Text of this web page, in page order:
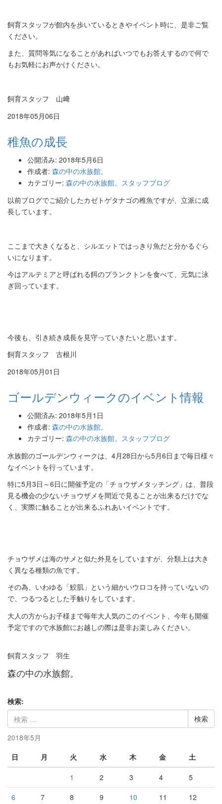
飼育スタッフが館内を歩いているときやイベント時に、 是非ご覧
ください。
また、 質問等気になることがあればいつでもお答えするので何で
もお気軽にお声かけください。
飼育スタッフ 山﨑
2018年05月06日
稚魚の成長
公開済み: 2018年5月6日
作成者: 森の中の水族館。
カテゴリー: 森の中の水族館。スタッフブログ
以前ブログでご紹介したカゼトゲタナゴの稚魚ですが、立派に成
長しています。
ここまで大きくなると、シルエットではっきり魚だと分かるぐら
いになります。
今はアルテミアと呼ばれる餌のプランクトンを食べて、元気に泳
ぎ回っています。
今後も、引き続き成長を見守っていきたいと思います。
飼育スタッフ 古根川
2018年05月01日
ゴールデンウィークのイベント情報
公開済み: 2018年5月1日
作成者: 森の中の水族館。
カテゴリー: 森の中の水族館。スタッフブログ
水族館のゴールデンウィークは、 4月28日から5月6日まで毎日様々
なイベントを行っています。
特に5月3日～6日に開催予定の「チョウザメタッチング」は、 普段
見る機会の少ないチョウザメを間近で見ることが出来るだけでな
く、実際に触ることが出来るふれあいイベントです。
チョウザメは海のサメと似た外見をしていますが、 分類上は大き
く異なる種類の魚です。
その為、いわゆる「鮫肌」 という細かいウロコを持っていないの
で、 つるつるとした手触りをしています。
大人の方からお子様まで毎年大人気のこのイベント、 今年も開催
予定ですので水族館にお越しの際は是非お楽しみくださ い。
飼育スタッフ 羽生
森の中の水族館。
検索:
2018年5月
日
月 火 水 木 金 土
1 2 3 4
5
6
7 8 9 10 11
12